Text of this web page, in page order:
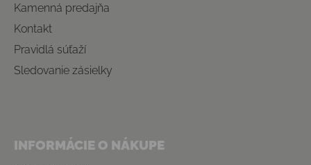
Kamenná predajňa
Kontakt
Pravidlá súťaží
Sledovanie zásielky
INFORMÁCIE O NÁKUPE